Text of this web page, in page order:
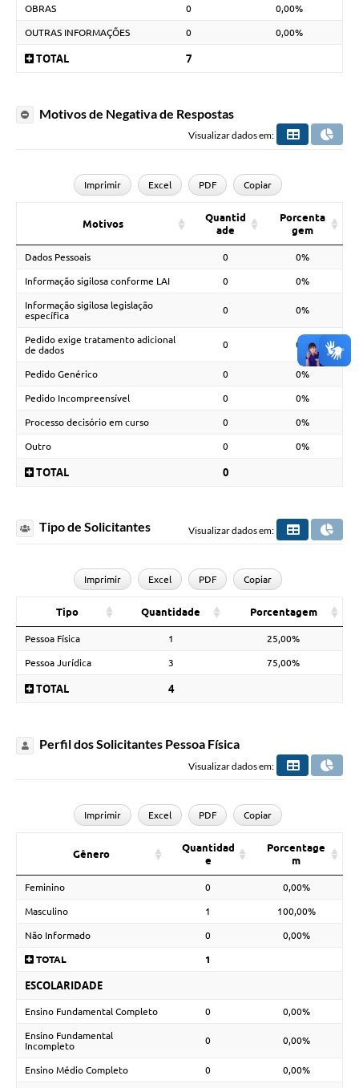
OBRAS 0 0,00%
OUTRAS INFORMAÇÕES 0 0,00%
TOTAL 7
Motivos de Negativa de Respostas
Visualizar dados em:
Imprimir Excel PDF Copiar
Motivos
Quantid
ade
Porcenta
gem
Dados Pessoais 0 0%
Informação sigilosa conforme LAI 0 0%
Informação sigilosa legislação
específica
0 0%
Pedido exige tratamento adicional
de dados
0 0%
Pedido Genérico 0 0%
Pedido Incompreensível 0 0%
Processo decisório em curso 0 0%
Outro 0 0%
TOTAL 0
Tipo de Solicitantes Visualizar dados em:
Imprimir Excel PDF Copiar
Tipo Quantidade Porcentagem
Pessoa Física 1 25,00%
Pessoa Jurídica 3 75,00%
TOTAL 4
Perfil dos Solicitantes Pessoa Física
Visualizar dados em:
Imprimir Excel PDF Copiar
Gênero
Quantidad
e
Porcentage
m
Feminino 0 0,00%
Masculino 1 100,00%
Não Informado 0 0,00%
TOTAL 1
ESCOLARIDADE
Ensino Fundamental Completo 0 0,00%
Ensino Fundamental
Incompleto
0 0,00%
Ensino Médio Completo 0 0,00%